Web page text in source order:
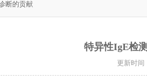
断的贡献
特异性IgE检
更新时间